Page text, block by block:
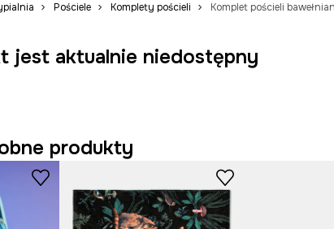
Pościele Komplety pościeli Komplet pościeli
jest aktualnie niedostępny
produkty